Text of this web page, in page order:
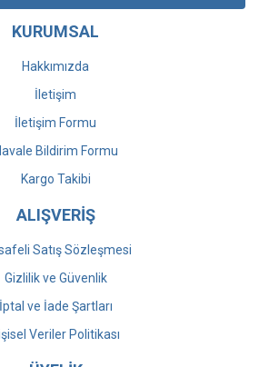
KURUMSAL
Hakkımızda
İletişim
İletişim Formu
Bildirim Formu
Kargo Takibi
ALIŞVERİŞ
Satış Sözleşmesi
Gizlilik ve Güvenlik
İptal ve İade Şartları
Veriler Politikası